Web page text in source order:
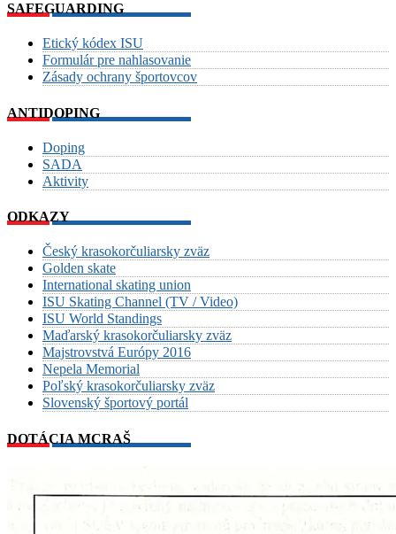
SAFEGUARDING
Etický kódex ISU
Formulár pre nahlasovanie
Zásady ochrany športovcov
ANTIDOPING
Doping
SADA
Aktivity
ODKAZY
Český krasokorčuliarsky zväz
Golden skate
International skating union
ISU Skating Channel (TV / Video)
ISU World Standings
Maďarský krasokorčuliarsky zväz
Majstrovstvá Európy 2016
Nepela Memorial
Poľský krasokorčuliarsky zväz
Slovenský športový portál
DOTÁCIA MCRAŠ